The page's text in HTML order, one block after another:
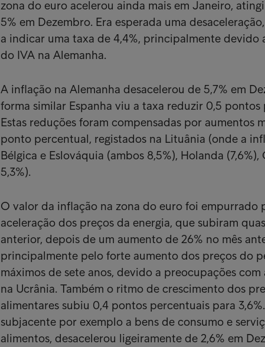
zona do euro acelerou ainda mais em Janeiro,
5% em Dezembro. Era esperada uma
a indicar uma taxa de 4,4%, principalmente
do IVA na Alemanha.
A inflação na Alemanha desacelerou de 5,7% em
forma similar Espanha viu a taxa reduzir 0,5 pontos
Estas reduções foram compensadas por aumentos
ponto percentual, registados na Lituânia (onde a
Bélgica e Eslováquia (ambos 8,5%), Holanda
5,3%).
O valor da inflação na zona do euro foi empurrado
aceleração dos preços da energia, que subiram
anterior, depois de um aumento de 26% no mês
principalmente pelo forte aumento dos preços do
máximos de sete anos, devido a preocupações com
na Ucrânia. Também o ritmo de crescimento dos
alimentares subiu 0,4 pontos percentuais para
subjacente por exemplo a bens de consumo e
alimentos, desacelerou ligeiramente de 2,6% em